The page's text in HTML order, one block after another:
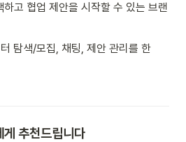
고 협업 제안을 시작할 수 있는 브랜
탐색/모집, 채팅, 제안 관리를 한
추천드립니다